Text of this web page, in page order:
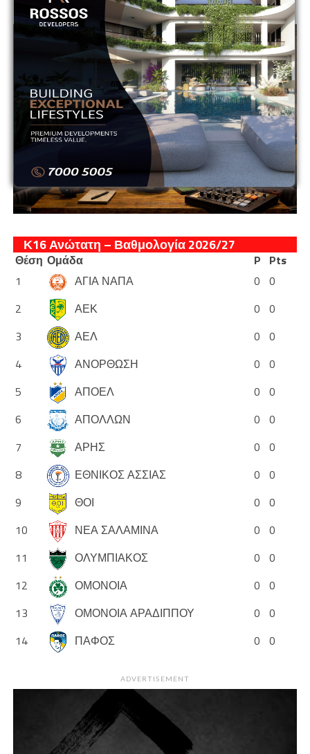
ADVERTISEMENT
Κ16 Ανώτατη – Βαθμολογία 2026/27
Θέση Ομάδα P Pts
1
ΑΓΙΑ ΝΑΠΑ 0 0
2
ΑΕΚ 0 0
3
ΑΕΛ 0 0
4
ΑΝΟΡΘΩΣΗ 0 0
5
ΑΠΟΕΛ 0 0
6
ΑΠΟΛΛΩΝ 0 0
7
ΑΡΗΣ 0 0
8
ΕΘΝΙΚΟΣ ΑΣΣΙΑΣ 0 0
9
ΘΟΙ 0 0
10
ΝΕΑ ΣΑΛΑΜΙΝΑ 0 0
11
ΟΛΥΜΠΙΑΚΟΣ 0 0
12
ΟΜΟΝΟΙΑ 0 0
13
ΟΜΟΝΟΙΑ ΑΡΑΔΙΠΠΟΥ 0 0
14
ΠΑΦΟΣ 0 0
ADVERTISEMENT